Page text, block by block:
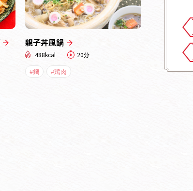
親子丼風鍋
488kcal 20分
#鍋 #鶏肉